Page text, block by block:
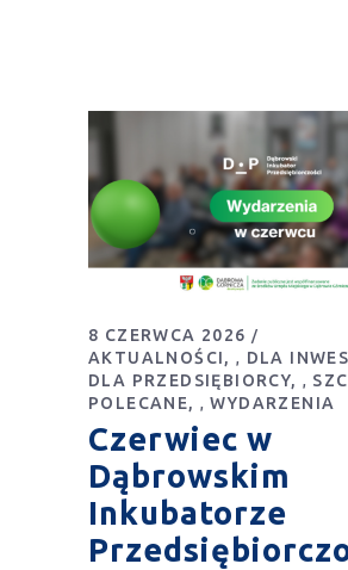
8 CZERWCA 2026
AKTUALNOŚCI
, DLA
DLA PRZEDSIĘBIORCY ,
POLECANE
,WYDARZENIA
Czerwiec w
Dąbrowskim
Inkubatorze